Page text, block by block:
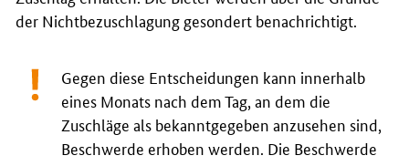
der Nichtbezuschlagung gesondert benachrichtigt.
Gegen diese Entscheidungen kann innerhalb
eines Monats nach dem Tag, an dem die
Zuschläge als bekanntgegeben anzusehen sind,
Beschwerde erhoben werden. Die Beschwerde